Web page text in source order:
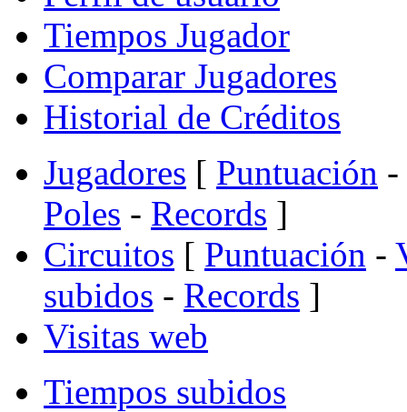
Tiempos Jugador
Comparar Jugadores
Historial de Créditos
Jugadores [ Puntuación -
Poles - Records ]
Circuitos [ Puntuación -
subidos - Records ]
Visitas web
Tiempos subidos